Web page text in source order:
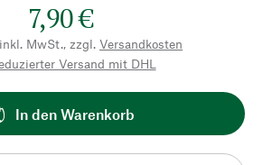
7,90 €
MwSt., zzgl. Versandkosten
Versand mit DHL
In den Warenkorb